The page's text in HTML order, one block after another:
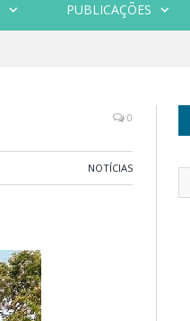
PUBLICAÇÕES
0
NOTÍCIAS